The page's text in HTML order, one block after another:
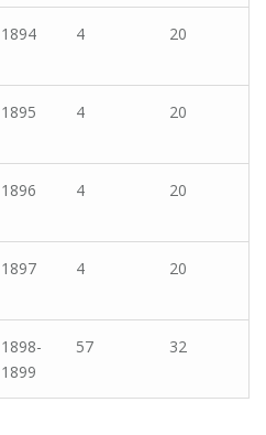
1894 4 20
1895 4 20
1896 4 20
1897 4 20
1898-
1899
57 32